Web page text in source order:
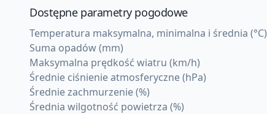
Dostępne parametry pogodowe
Temperatura maksymalna, minimalna i średnia (°C)
Suma opadów (mm)
Maksymalna prędkość wiatru (km/h)
Średnie ciśnienie atmosferyczne (hPa)
Średnie zachmurzenie (%)
Średnia wilgotność powietrza (%)